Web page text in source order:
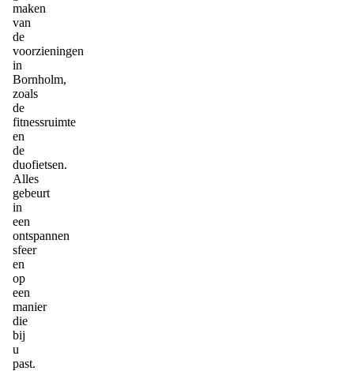
maken
van
de
voorzieningen
in
Bornholm,
zoals
de
fitnessruimte
en
de
duofietsen.
Alles
gebeurt
in
een
ontspannen
sfeer
en
op
een
manier
die
bij
u
past.